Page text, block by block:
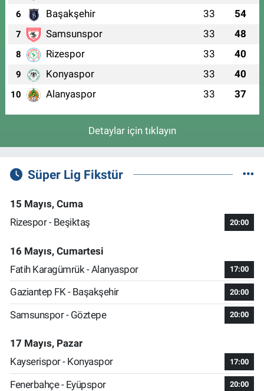
6 Başakşehir 33 54
7 Samsunspor 33 48
8 Rizespor 33 40
9 Konyaspor 33 40
10 Alanyaspor 33 37
Detaylar için tıklayın
Süper Lig Fikstür
15 Mayıs, Cuma
Rizespor - Beşiktaş
20:00
16 Mayıs, Cumartesi
Fatih Karagümrük - Alanyaspor
17:00
Gaziantep FK - Başakşehir 20:00
Samsunspor - Göztepe 20:00
17 Mayıs, Pazar
Kayserispor - Konyaspor
17:00
Fenerbahçe - Eyüpspor 20:00